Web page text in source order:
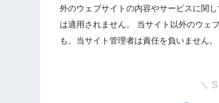
外のウェブサイトの内容やサービスに関
は適用されません。 当サイト以外のウェ
も、当サイト管理者は責任を負いません。